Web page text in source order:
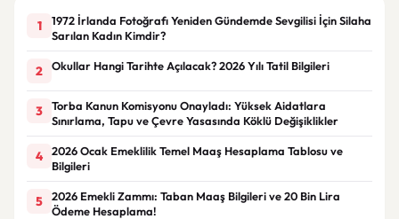
1
1972 İrlanda Fotoğrafı Yeniden Gündemde Sevgilisi İçin Silaha
Sarılan Kadın Kimdir?
2 Okullar Hangi Tarihte Açılacak? 2026 Yılı Tatil Bilgileri
3
Torba Kanun Komisyonu Onayladı: Yüksek Aidatlara
Sınırlama, Tapu ve Çevre Yasasında Köklü Değişiklikler
4
2026 Ocak Emeklilik Temel Maaş Hesaplama Tablosu ve
Bilgileri
5
2026 Emekli Zammı: Taban Maaş Bilgileri ve 20 Bin Lira
Ödeme Hesaplama!